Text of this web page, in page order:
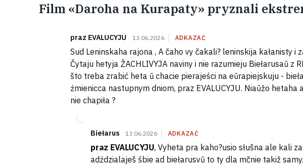
Film «Daroha na Kurapaty» pryznali
praz EVALUCYJU 13.06.2026 ADKAZAĆ
Sud Leninskaha rajona , A čaho vy čakali? leninskija kałanisty i
Čytaju hetyja ŽACHLIVYJA naviny i nie razumieju Biełarusaŭ z
što treba zrabić heta ŭ chacie pierajeści na eŭrapiejskuju -
źmienicca nastupnym dniom, praz EVALUCYJU. Niaŭžo hetaha
nie chapiła ?
Biełarus 13.06.2026 ADKAZAĆ
praz EVALUCYJU, Vyheta pra kaho?usio słušna ale kali
adździalaješ śbie ad biełarusvŭ to ty dla mčnie takiž